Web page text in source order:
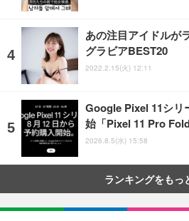
あの注目アイドルが
グラビアBEST20
2022.2.15(火) 12:11
Google Pixel 11シリ
始「Pixel 11 Pro
2026.8.5(水) 15:58
ランキングをもっ